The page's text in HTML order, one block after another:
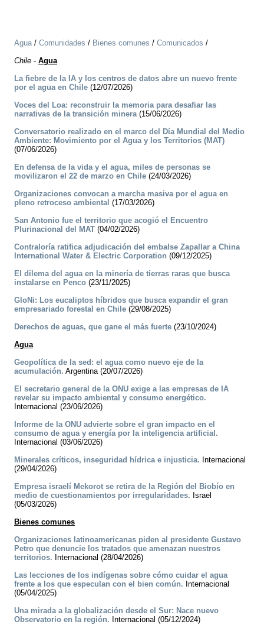
Agua/ Comunidades / Bienes comunes / Comunicados /
Chile - Agua
La fiebre de la IA y los centros de datos abre un nuevo frente
por el agua en Chile (12/07/2026)
Voces del Loa: reconstruir la memoria para desafiar las
narrativas de la transición minera(15/06/2026)
Conversatorio realizado en el marco del Día Mundial del Medio
Ambiente: Movimiento por el Agua y los Territorios (MAT)
(07/06/2026)
En defensa de la vida y el agua, miles de personas se
movilizaron el 22 de marzo en Chile (24/03/2026)
Organizaciones convocan a marcha masiva por el agua en
pleno retroceso ambiental (17/03/2026)
San Antonio fue el territorio que acogió el Encuentro
Plurinacional del MAT (04/02/2026)
Contraloría ratifica adjudicación del embalse Zapallar a China
International Water & Electric Corporation (09/12/2025)
El dilema del agua en la minería de tierras raras que busca
instalarse en Penco (23/11/2025)
GloNi: Los eucaliptos híbridos que busca expandir el gran
empresariado forestal en Chile (29/08/2025)
Derechos de aguas, que gane el más fuerte (23/10/2024)
Agua
Geopolítica de la sed: el agua como nuevo eje de la
acumulación. Argentina (20/07/2026)
El secretario general de la ONU exige a las empresas de IA
revelar su impacto ambiental y consumo energético.
Internacional (23/06/2026)
Informe de la ONU advierte sobre el gran impacto en el
consumo de agua y energía por la inteligencia artificial.
Internacional (03/06/2026)
Minerales críticos, inseguridad hídrica e injusticia. Internacional
(29/04/2026)
Empresa israelí Mekorot se retira de la Región del Biobío en
medio de cuestionamientos por irregularidades. Israel
(05/03/2026)
Bienes comunes
Organizaciones latinoamericanas piden al presidente Gustavo
Petro que denuncie los tratados que amenazan nuestros
territorios. Internacional (28/04/2026)
Las lecciones de los indígenas sobre cómo cuidar el agua
frente a los que especulan con el bien común. Internacional
(05/04/2025)
Una mirada a la globalización desde el Sur: Nace nuevo
Observatorio en la región. Internacional (05/12/2024)